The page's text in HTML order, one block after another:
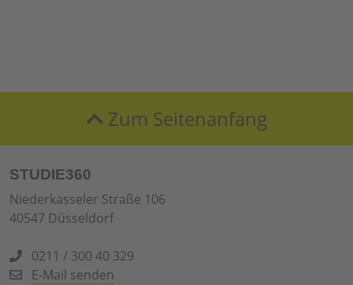
Zum Seitenanfang
STUDIE360
Niederkasseler Straße 106
40547 Düsseldorf
0211 / 300 40 329
E-Mail senden